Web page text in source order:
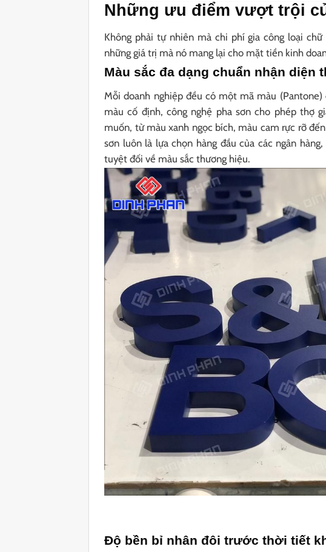
Những ưu điểm vượt trội
Không phải tự nhiên mà chi phí gia công loại
những giá trị mà nó mang lại cho mặt tiền kinh
Màu sắc đa dạng chuẩn nhận diện
Mỗi doanh nghiệp đều có một mã màu
màu cố định, công nghệ pha sơn cho phép thợ
muốn, từ màu xanh ngọc bích, màu cam rực rỡ
sơn luôn là lựa chọn hàng đầu của các ngân
tuyệt đối về màu sắc thương hiệu.
Độ bền bỉ nhân đôi trước thời tiết